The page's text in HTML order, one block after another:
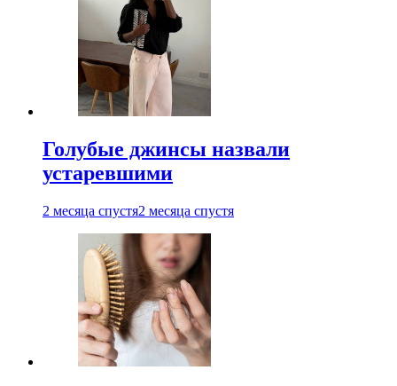
Голубые джинсы назвали
устаревшими
2 месяца спустя2 месяца спустя